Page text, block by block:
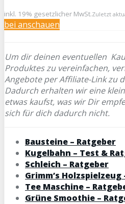
inkl. 19% gesetzlicher MwSt.Zuletzt
bei anschauen
Um dir deinen eventuellen
Produktes zu vereinfachen,
Angebote per Affiliate-Link zu
Dadurch erhalten wir eine
etwas kaufst, was wir Dir
sich für dich dadurch nicht.
Bausteine – Ratgeber
Kugelbahn – Test &
Schleich – Ratgeber
Grimm’s Holzspielzeug
Tee Maschine –
Grüne Smoothie –